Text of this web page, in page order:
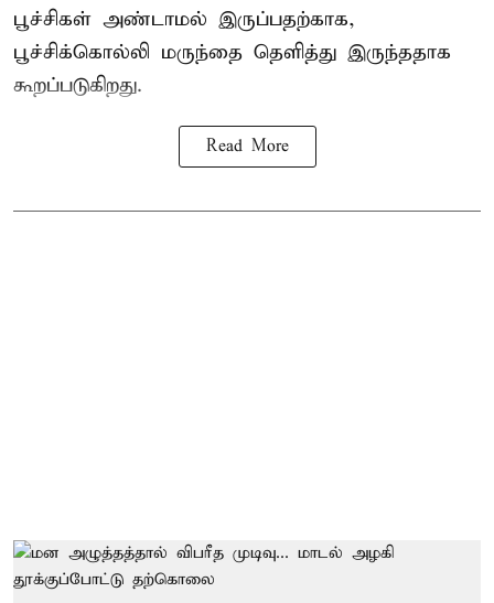
பூச்சிகள் அண்டாமல் இருப்பதற்காக,
பூச்சிக்கொல்லி மருந்தை தெளித்து இருந்ததாக
கூறப்படுகிறது.
Read More